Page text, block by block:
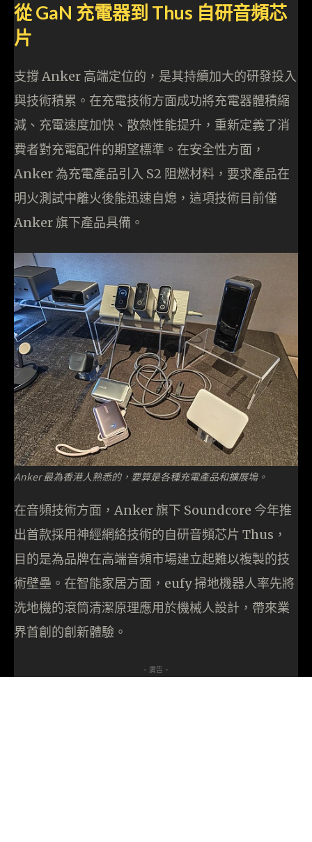
從 GaN 充電器到 Thus 自研音頻芯
片
支撐 Anker 高端定位的，是其持續加大的研發投入
與技術積累。在充電技術方面成功將充電器體積縮
減、充電速度加快、散熱性能提升，重新定義了消
費者對充電配件的期望標準。在安全性方面，
Anker 為充電產品引入 S2 阻燃材料，要求產品在
明火測試中離火後能迅速自熄，這項技術目前僅
Anker 旗下產品具備。
Anker 最為香港人熟悉的，要算是各種充電產品和擴展塢。
在音頻技術方面，Anker 旗下 Soundcore 今年推
出首款採用神經網絡技術的自研音頻芯片 Thus，
目的是為品牌在高端音頻市場建立起難以複製的技
術壁壘。在智能家居方面，eufy 掃地機器人率先將
洗地機的滾筒清潔原理應用於機械人設計，帶來業
界首創的創新體驗。
- 廣告 -